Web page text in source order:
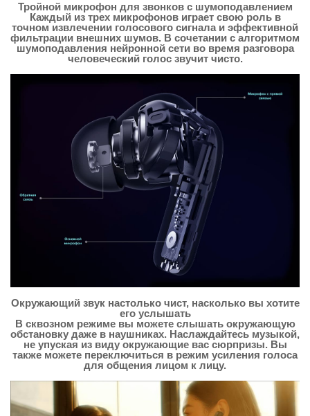
Тройной микрофон для звонков с шумоподавлением
Каждый из трех микрофонов играет свою роль в
точном извлечении голосового сигнала и эффективной
фильтрации внешних шумов. В сочетании с алгоритмом
шумоподавления нейронной сети во время разговора
человеческий голос звучит чисто.
Окружающий звук настолько чист, насколько вы хотите
его услышать
В сквозном режиме вы можете слышать окружающую
обстановку даже в наушниках. Наслаждайтесь музыкой,
не упуская из виду окружающие вас сюрпризы. Вы
также можете переключиться в режим усиления голоса
для общения лицом к лицу.